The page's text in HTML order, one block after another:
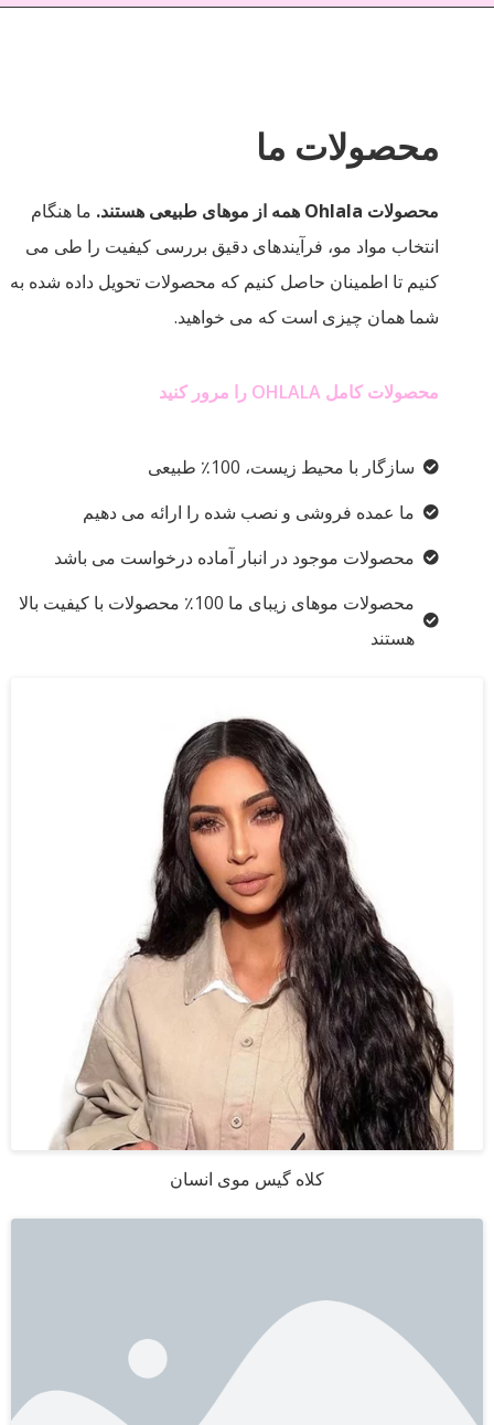
محصولات ما
محصولات Ohlala همه از موهای طبیعی هستند.
ما هنگام
انتخاب مواد مو، فرآیندهای دقیق بررسی کیفیت را طی می
کنیم تا اطمینان حاصل کنیم که محصولات تحویل داده شده به
شما همان چیزی است که می خواهید.
محصولات کامل OHLALA را مرور کنید
سازگار با محیط زیست، 100٪ طبیعی
ما عمده فروشی و نصب شده را ارائه می دهیم
محصولات موجود در انبار آماده درخواست می باشد
محصولات موهای زیبای ما 100٪ محصولات با کیفیت بالا
هستند
کلاه گیس موی انسان